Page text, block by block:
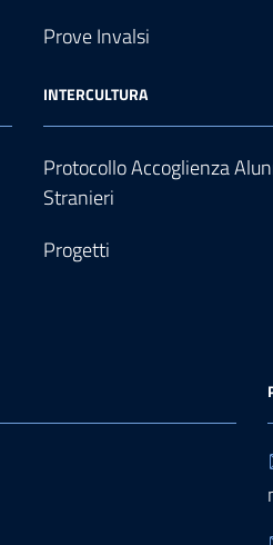
Prove Invalsi
INTERCULTURA
Protocollo Accoglienza
Stranieri
Progetti